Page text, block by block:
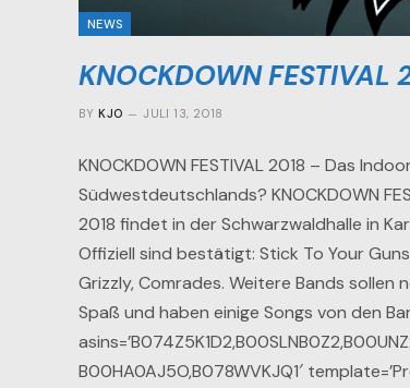
NEWS
KNOCKDOWN
BY KJO JULI 13, 2018
KNOCKDOWN FESTIVAL 2018 – Das
Südwestdeutschlands? KNOCKDOWN
2018 findet in der Schwarzwaldhalle in
Offiziell sind bestätigt: Stick To Your Guns,
Grizzly, Comrades. Weitere Bands sollen
Spaß und haben einige Songs von den
B00HA0AJ5O,B078WVKJQ1′